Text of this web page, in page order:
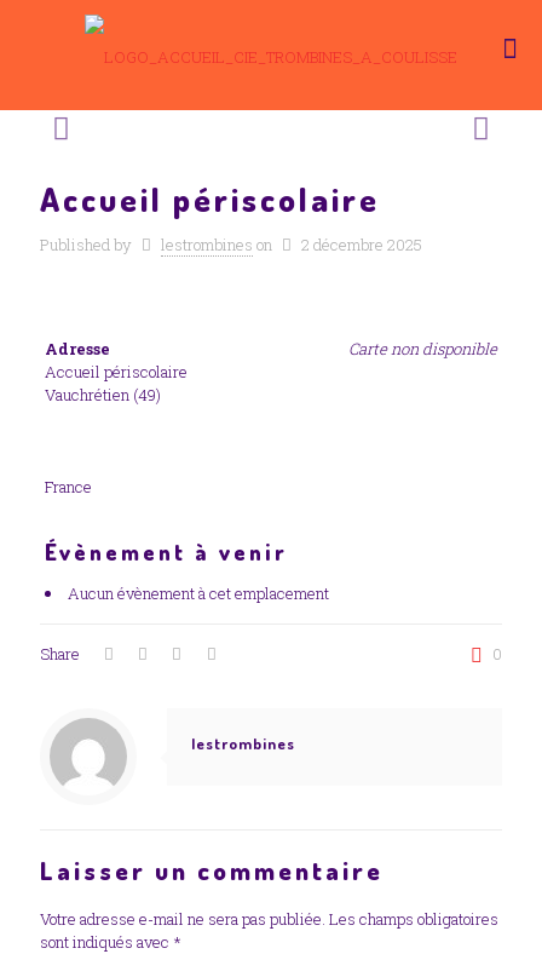
Accueil périscolaire
Published by lestrombines on 2 décembre 2025
Carte non disponible
Adresse
Accueil périscolaire
Vauchrétien (49)
France
Évènement à venir
Aucun évènement à cet emplacement
Share 0
lestrombines
Laisser un commentaire
Votre adresse e-mail ne sera pas publiée. Les champs obligatoires
sont indiqués avec *